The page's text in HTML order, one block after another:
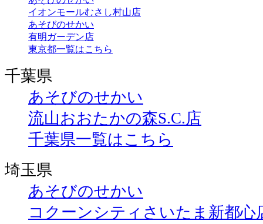
イオンモールむさし村山店
あそびのせかい
有明ガーデン店
東京都一覧はこちら
千葉県
あそびのせかい
流山おおたかの森S.C.店
千葉県一覧はこちら
埼玉県
あそびのせかい
コクーンシティさいたま新都心